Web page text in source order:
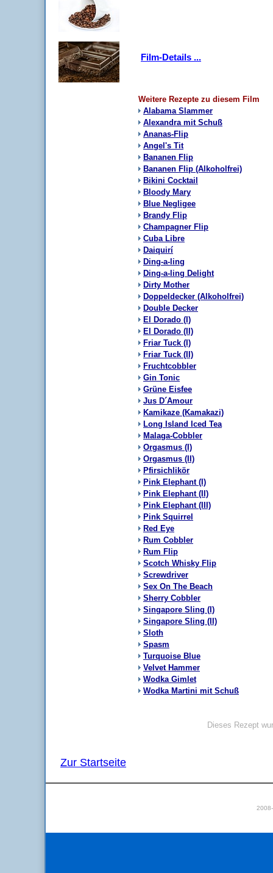
Film-Details ...
Weitere Rezepte zu diesem Film
Alabama Slammer
Alexandra mit Schuß
Ananas-Flip
Angel's Tit
Bananen Flip
Bananen Flip (Alkoholfrei)
Bikini Cocktail
Bloody Mary
Blue Negligee
Brandy Flip
Champagner Flip
Cuba Libre
Daiquirí
Ding-a-ling
Ding-a-ling Delight
Dirty Mother
Doppeldecker (Alkoholfrei)
Double Decker
El Dorado (I)
El Dorado (II)
Friar Tuck (I)
Friar Tuck (II)
Fruchtcobbler
Gin Tonic
Grüne Eisfee
Jus D´Amour
Kamikaze (Kamakazi)
Long Island Iced Tea
Malaga-Cobbler
Orgasmus (I)
Orgasmus (II)
Pfirsichlikör
Pink Elephant (I)
Pink Elephant (II)
Pink Elephant (III)
Pink Squirrel
Red Eye
Rum Cobbler
Rum Flip
Scotch Whisky Flip
Screwdriver
Sex On The Beach
Sherry Cobbler
Singapore Sling (I)
Singapore Sling (II)
Sloth
Spasm
Turquoise Blue
Velvet Hammer
Wodka Gimlet
Wodka Martini mit Schuß
Dieses Rezept
Zur Startseite